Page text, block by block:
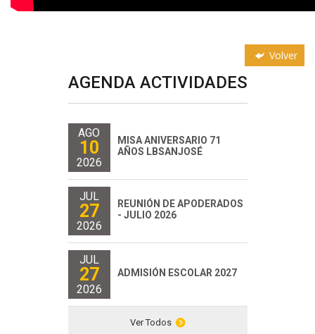
Volver
AGENDA ACTIVIDADES
AGO
10
2026
MISA ANIVERSARIO 71
AÑOS LBSANJOSÉ
JUL
27
2026
REUNIÓN DE APODERADOS
- JULIO 2026
JUL
27
2026
ADMISIÓN ESCOLAR 2027
Ver Todos